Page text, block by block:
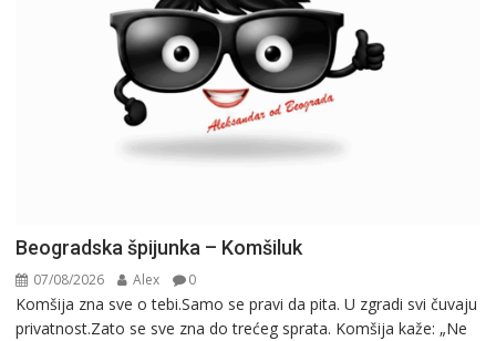
Beogradska špijunka – Komšiluk
07/08/2026 Alex 0
Komšija zna sve o tebi.Samo se pravi da pita. U zgradi svi čuvaju
privatnost.Zato se sve zna do trećeg sprata. Komšija kaže: „Ne